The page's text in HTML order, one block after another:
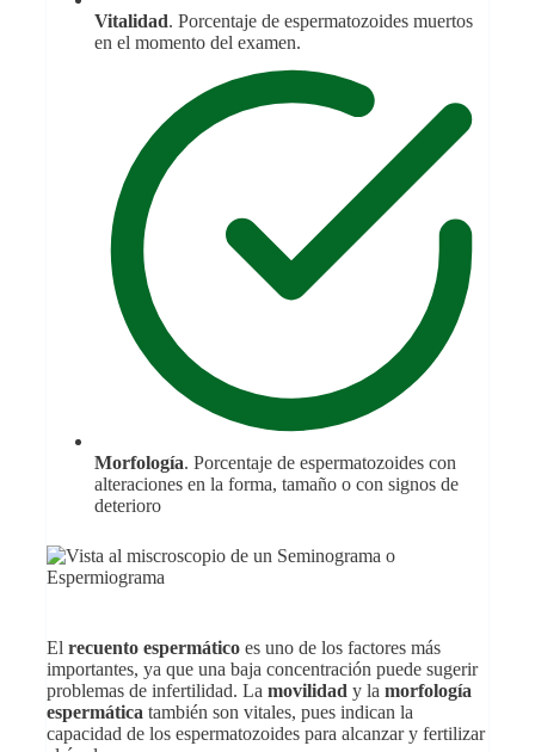
Vitalidad. Porcentaje de espermatozoides muertos
en el momento del examen.
Morfología. Porcentaje de espermatozoides con
alteraciones en la forma, tamaño o con signos de
deterioro
El recuento espermático es uno de los factores más
importantes, ya que una baja concentración puede sugerir
problemas de infertilidad. La movilidad y la morfología
espermática también son vitales, pues indican la
capacidad de los espermatozoides para alcanzar y fertilizar